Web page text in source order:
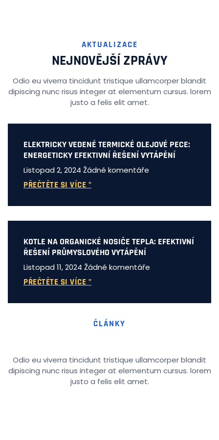
AKTUALIZACE
NEJNOVĚJŠÍ ZPRÁVY
Odio eu viverra tincidunt tristique ullamcorper blandit
dipiscing nunc risus integer at elementum cursus. lorem
justo a felis elit amet.
ELEKTRICKY VEDENÉ TERMICKÉ OLEJOVÉ PECE:
ENERGETICKY EFEKTIVNÍ ŘEŠENÍ VYTÁPĚNÍ
Listopad 2, 2024 Žádné komentáře
PŘEČTĚTE SI VÍCE "
KOTLE NA ORGANICKÉ NOSIČE TEPLA: EFEKTIVNÍ
ŘEŠENÍ PRŮMYSLOVÉHO VYTÁPĚNÍ
Listopad 11, 2024 Žádné komentáře
PŘEČTĚTE SI VÍCE "
ČLÁNKY
Odio eu viverra tincidunt tristique ullamcorper blandit
dipiscing nunc risus integer at elementum cursus. lorem
justo a felis elit amet.